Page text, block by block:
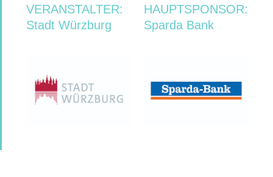
VERANSTALTER:
Stadt Würzburg
HAUPTSPONSOR:
Sparda Bank